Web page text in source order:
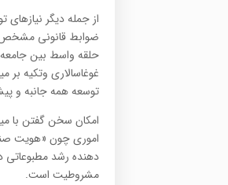
از جمله دیگر
ضوابط قانونی مشخص
حلقه واسط بین
غوغاسالاری وتکیه
توسعه همه جانبه و
امکان سخن گفتن با
اموری چون «هویت
دهنده رشد مطبوعاتی
مشروطیت است.